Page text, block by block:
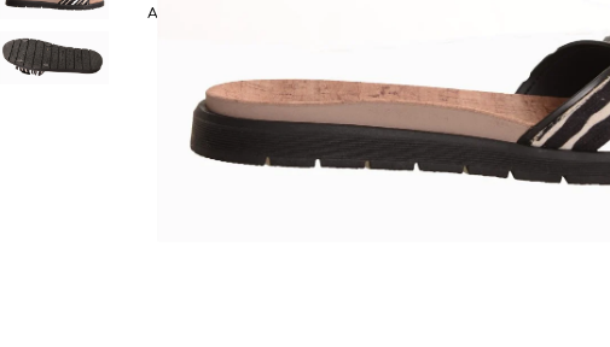
Anasayfa